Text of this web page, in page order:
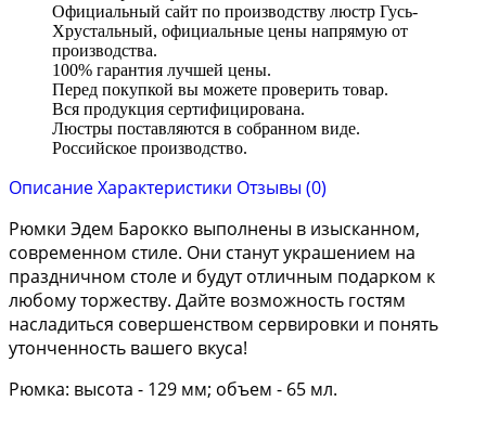
Официальный сайт по производству люстр Гусь-
Хрустальный, официальные цены напрямую от
производства.
100% гарантия лучшей цены.
Перед покупкой вы можете проверить товар.
Вся продукция сертифицирована.
Люстры поставляются в собранном виде.
Российское производство.
ОписаниеХарактеристики Отзывы (0)
Рюмки Эдем Барокко выполнены в изысканном,
современном стиле. Они станут украшением на
праздничном столе и будут отличным подарком к
любому торжеству. Дайте возможность гостям
насладиться совершенством сервировки и понять
утонченность вашего вкуса!
Рюмка: высота - 129 мм; объем - 65 мл.